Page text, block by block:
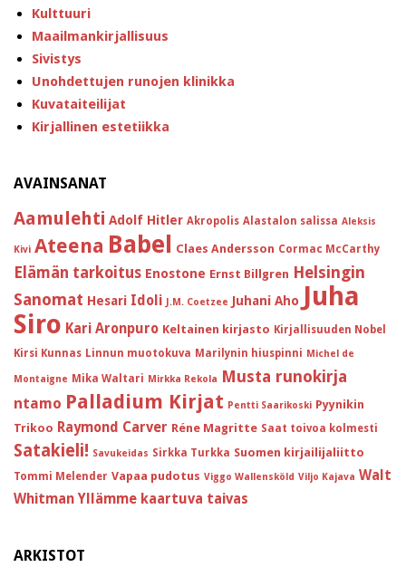
Kulttuuri
Maailmankirjallisuus
Sivistys
Unohdettujen runojen klinikka
Kuvataiteilijat
Kirjallinen estetiikka
AVAINSANAT
Aamulehti Adolf Hitler Akropolis Alastalon salissa Aleksis
Kivi Ateena Babel Claes Andersson Cormac McCarthy
Elämän tarkoitus Enostone Ernst Billgren Helsingin
Sanomat Hesari Idoli J.M. Coetzee Juhani Aho Juha
Siro Kari Aronpuro Keltainen kirjasto Kirjallisuuden Nobel
Kirsi Kunnas Linnun muotokuva Marilynin hiuspinni Michel de
Montaigne Mika Waltari Mirkka Rekola Musta runokirja
ntamo Palladium Kirjat Pentti Saarikoski Pyynikin
Trikoo Raymond Carver Réne Magritte Saat toivoa kolmesti
Satakieli! Savukeidas Sirkka Turkka Suomen kirjailijaliitto
Tommi Melender Vapaa pudotus Viggo Wallensköld Viljo Kajava Walt
Whitman Yllämme kaartuva taivas
ARKISTOT